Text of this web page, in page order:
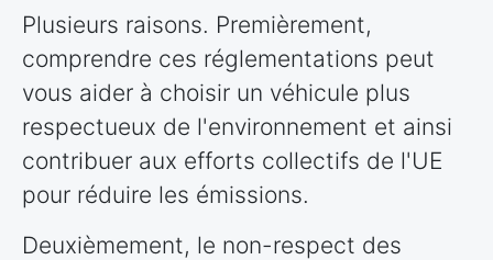
Plusieurs raisons. Premièrement,
comprendre ces réglementations peut
vous aider à choisir un véhicule plus
respectueux de l'environnement et ainsi
contribuer aux efforts collectifs de l'UE
pour réduire les émissions.
Deuxièmement, le non-respect des